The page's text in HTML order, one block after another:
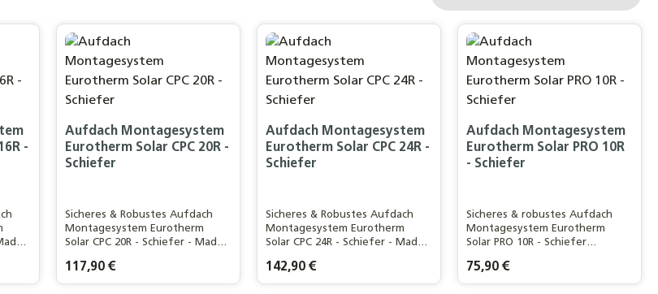
-
Aufdach Montagesystem
Eurotherm Solar CPC 20R -
Schiefer
Sicheres & Robustes Aufdach
Montagesystem Eurotherm
Solar CPC 20R - Schiefer - Made
Regulärer Preis:
117,90 €
Aufdach Montagesystem
Eurotherm Solar CPC 24R -
Schiefer
Sicheres & Robustes Aufdach
Montagesystem Eurotherm
Solar CPC 24R - Schiefer - Made
Regulärer Preis:
142,90 €
Aufdach Montagesystem
Eurotherm Solar PRO 10R
- Schiefer
Sicheres & robustes Aufdach
Montagesystem Eurotherm
Solar PRO 10R - Schiefer
in Germany
Regulärer Preis:
75,90 €